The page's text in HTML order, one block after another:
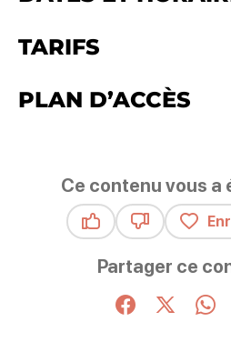
TARIFS
PLAN D’ACCÈS
Ce contenu vous a
Partager ce
Partager sur
Partager